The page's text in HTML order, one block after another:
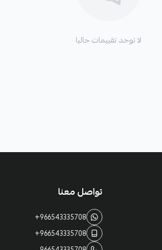
لا توجد تقييمات حاليا
تواصل معنا
+966543335708
+966543335708